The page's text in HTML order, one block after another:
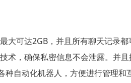
大可达2GB，并且所有聊天记录
技术，确保私密信息不会泄露。并
种自动化机器人，方便进行管理和